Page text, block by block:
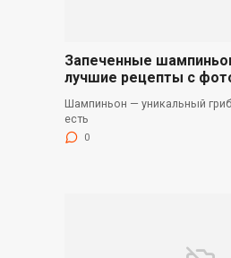
Запеченные
лучшие рецепты с
Шампиньон — уникальный
есть
0